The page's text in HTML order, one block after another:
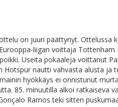
on juuri päättynyt. Ottelussa
liigan voittaja Tottenham
Useita pokaaleja voittanut
nautti vahvasta alusta ja
hyökkäys ei onnistunut
85. minuutilla alkoi ratkaiseva
Ramos teki sitten